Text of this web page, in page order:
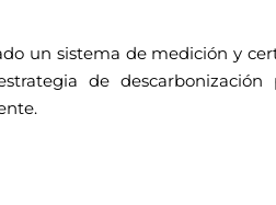
un sistema de medición y
de descarbonización